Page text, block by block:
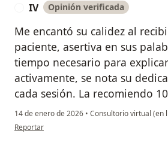
IV Opinión verificada
Me encantó su calidez al
paciente, asertiva en sus
tiempo necesario para
activamente, se nota su
cada sesión. La recomiendo
14 de enero de 2026 • Consultorio virtual (en
en opinión del usuario IV
Reportar